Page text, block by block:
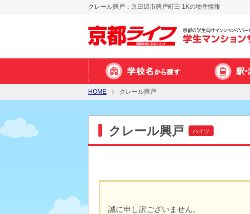
クレール興戸：京田辺市興戸町田 1Kの物件情報
HOME クレール興戸
クレール興戸 ハイツ
誠に申し訳ございません。